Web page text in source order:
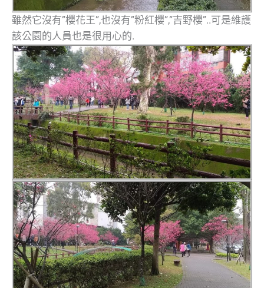
雖然它沒有”櫻花王”,也沒有”粉紅櫻”,”吉野櫻”..可是維護
該公園的人員也是很用心的.